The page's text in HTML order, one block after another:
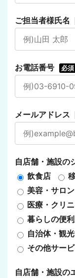
ご担当者様氏名
お電話番号 必須
メールアドレス
自店舗・施設の
飲食店
美容・サロン
医療・クリ
暮らしの便
自治体・観
その他サー
自店舗・施設の